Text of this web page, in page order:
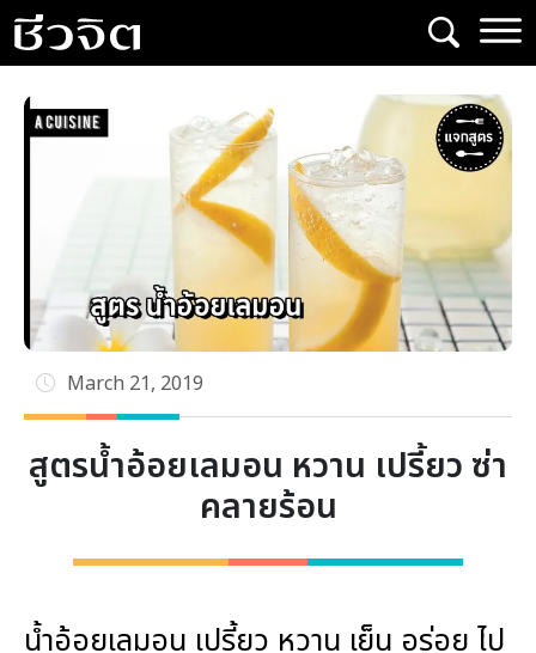
Skip
to
content
March 21, 2019
สูตรน้ำอ้อยเลมอน หวาน เปรี้ยว ซ่า
คลายร้อน
น้ำอ้อยเลมอน เปรี้ยว หวาน เย็น อร่อย ไป